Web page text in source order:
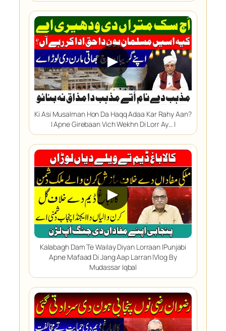
▶
Ki Asi Musalman Hon Da Haqq Adaa Kar Rahy Aan?
| Apne Girebaan Vich Wekhn Di Lorr Ay… |
▶
Kalabagh Dam Te Wailay Diyan Lorraan |Punjabi
Apne Mafaad Di Jang Aap Larran |Vlog By
Mudassar Iqbal